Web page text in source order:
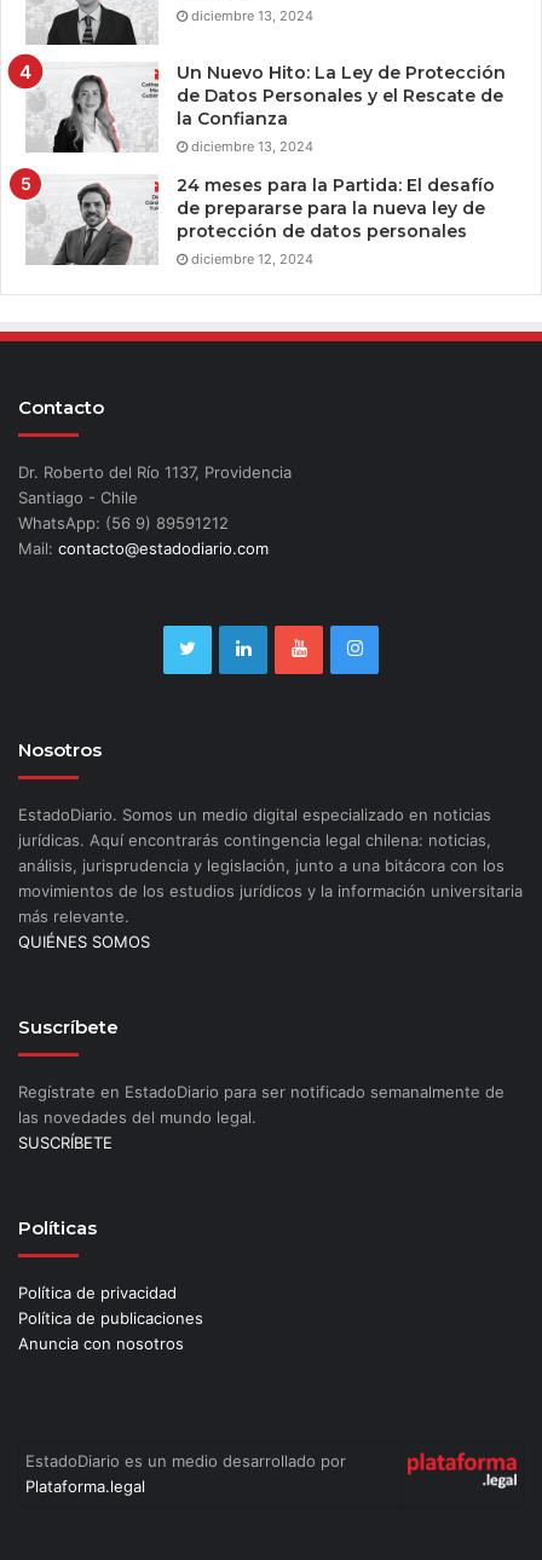
diciembre 13, 2024
Un Nuevo Hito: La Ley de Protección
de Datos Personales y el Rescate de
la Confianza
diciembre 13, 2024
24 meses para la Partida: El desafío
de prepararse para la nueva ley de
protección de datos personales
diciembre 12, 2024
Contacto
Dr. Roberto del Río 1137, Providencia
Santiago - Chile
WhatsApp: (56 9) 89591212
Mail: contacto@estadodiario.com
Nosotros
EstadoDiario. Somos un medio digital especializado en noticias
jurídicas. Aquí encontrarás contingencia legal chilena: noticias,
análisis, jurisprudencia y legislación, junto a una bitácora con los
movimientos de los estudios jurídicos y la información universitaria
más relevante.
QUIÉNES SOMOS
Suscríbete
Regístrate en EstadoDiario para ser notificado semanalmente de
las novedades del mundo legal.
SUSCRÍBETE
Políticas
Política de privacidad
Política de publicaciones
Anuncia con nosotros
EstadoDiario es un medio desarrollado por
Plataforma.legal